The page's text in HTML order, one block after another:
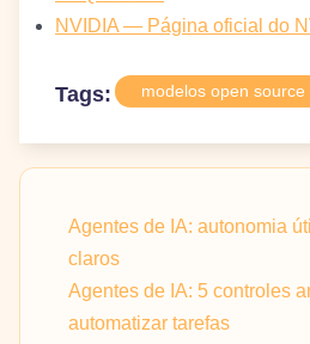
NVIDIA — Página oficial do
Tags: modelos open source
Agentes de IA: autonomia
claros
Agentes de IA: 5 controles
automatizar tarefas